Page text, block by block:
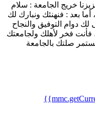
خريج الجامعة : سلام
أما بعد : فنهنئك ونبارك لك
دوام التوفيق والنجاح
فأنت فخر لأهلك ولجامعتك
صلتك بالجامعة